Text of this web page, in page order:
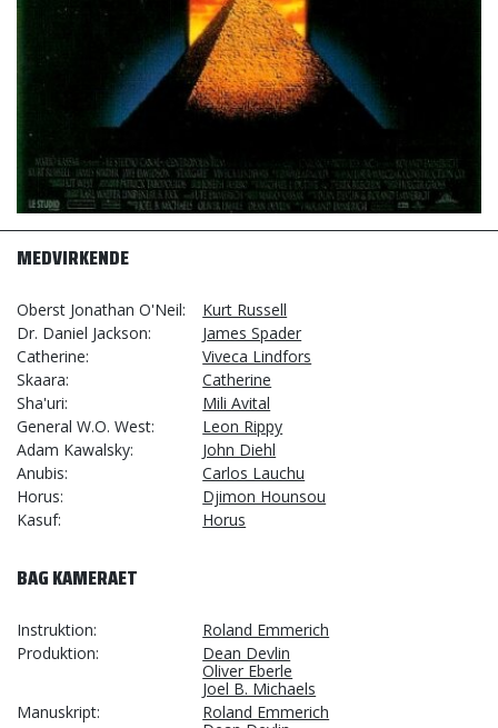
MEDVIRKENDE
Oberst Jonathan O'Neil
Kurt Russell
Dr. Daniel Jackson
James Spader
Catherine
Viveca Lindfors
Skaara
Catherine
Sha'uri
Mili Avital
General W.O. West
Leon Rippy
Adam Kawalsky
John Diehl
Anubis
Carlos Lauchu
Horus
Djimon Hounsou
Kasuf
Horus
BAG KAMERAET
Instruktion
Roland Emmerich
Produktion
Dean Devlin
Oliver Eberle
Joel B. Michaels
Manuskript
Roland Emmerich